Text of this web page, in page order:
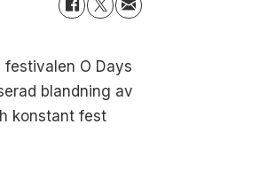
O Days
blandning av
konstant fest